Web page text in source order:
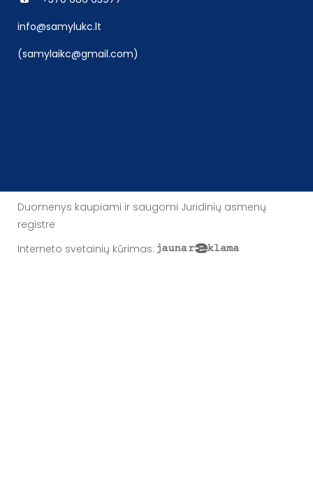
info@samylukc.lt
(samylaikc@gmail.com)
Duomenys kaupiami ir saugomi Juridinių asmenų
registre
Interneto svetainių kūrimas: